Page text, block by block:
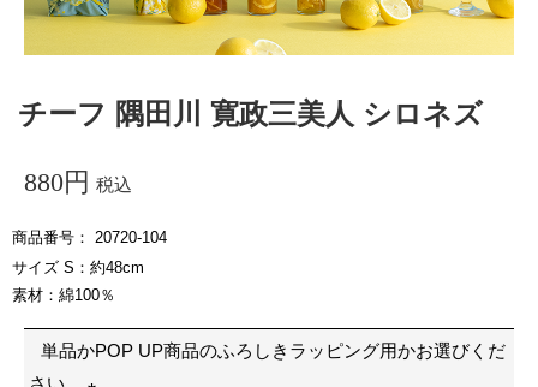
チーフ 隅田川 寛政三美人 シロネズ
880 税込
商品番号
20720-104
サイズ S：約48cm
素材：綿100％
単品かPOP UP商品のふろしきラッピング用かお選びくだ
さい。